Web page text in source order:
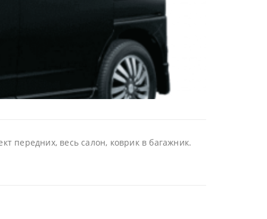
передних, весь салон, коврик в багажник.